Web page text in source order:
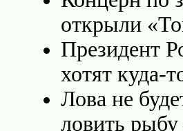
открыли
Президент
хотят куда-
Лова не
ловить